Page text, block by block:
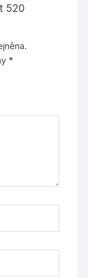
520
*